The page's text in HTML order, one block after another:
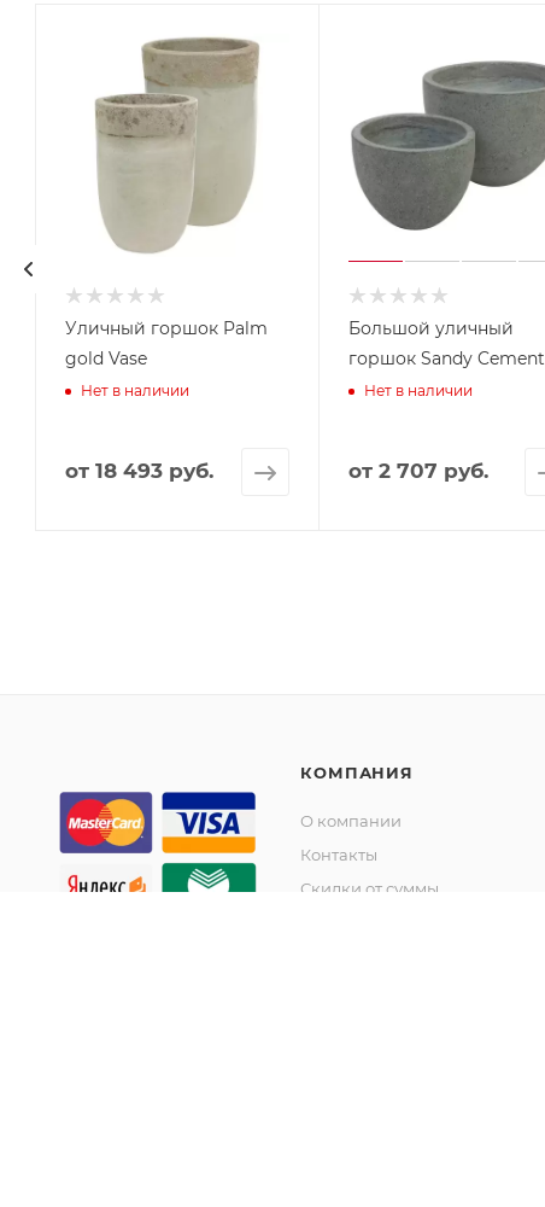
Уличный горшок Palm
gold Vase
Нет в наличии
от 18 493 руб.
Большой уличный
горшок Sandy Cement
Нет в наличии
от 2 707 руб.
КОМПАНИЯ
О компании
Контакты
Скидки от суммы